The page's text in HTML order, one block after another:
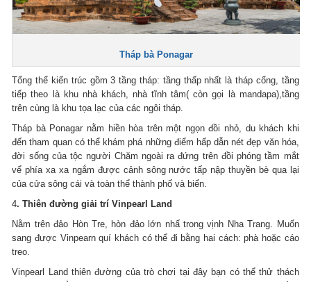
Tháp bà Ponagar
Tổng thể kiến trúc gồm 3 tầng tháp: tầng thấp nhất là tháp cổng, tầng
tiếp theo là khu nhà khách, nhà tĩnh tâm( còn gọi là mandapa),tầng
trên cùng là khu tọa lạc của các ngôi tháp.
Tháp bà Ponagar nằm hiền hòa trên một ngọn đồi nhỏ, du khách khi
đến tham quan có thể khám phá những điểm hấp dẫn nét đẹp văn hóa,
đời sống của tộc người Chăm ngoài ra đứng trên đồi phóng tầm mắt
vể phía xa xa ngắm được cảnh sông nước tấp nập thuyền bè qua lại
của cửa sông cái và toàn thể thành phố và biển.
4. Thiên đường giải trí Vinpearl Land
Nằm trên đảo Hòn Tre, hòn đảo lớn nhấ trong vịnh Nha Trang. Muốn
sang được Vinpearn quí khách có thể đi bằng hai cách: phà hoặc cáo
treo.
Vinpearl Land thiên đường của trò chơi tại đây bạn có thể thử thách